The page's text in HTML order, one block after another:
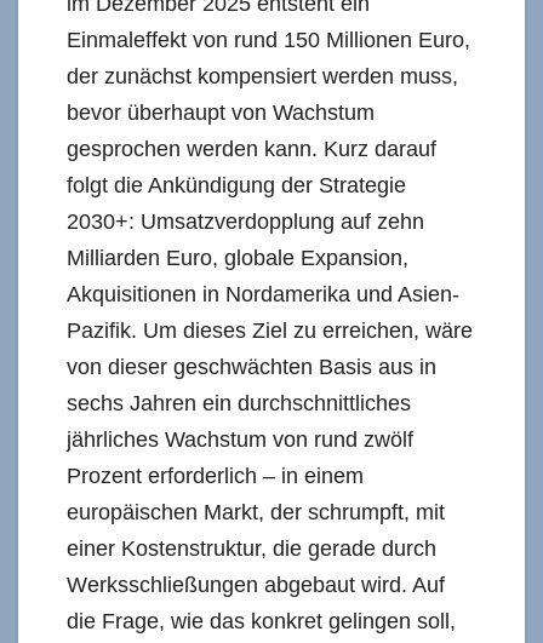
Einmaleffekt von rund 150 Millionen Euro,
der zunächst kompensiert werden muss,
bevor überhaupt von Wachstum
gesprochen werden kann. Kurz darauf
folgt die Ankündigung der Strategie
2030+: Umsatzverdopplung auf zehn
Milliarden Euro, globale Expansion,
Akquisitionen in Nordamerika und Asien-
Pazifik. Um dieses Ziel zu erreichen, wäre
von dieser geschwächten Basis aus in
sechs Jahren ein durchschnittliches
jährliches Wachstum von rund zwölf
Prozent erforderlich – in einem
europäischen Markt, der schrumpft, mit
einer Kostenstruktur, die gerade durch
Werksschließungen abgebaut wird. Auf
die Frage, wie das konkret gelingen soll,